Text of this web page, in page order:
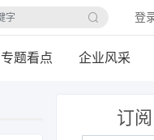
登
专题看点 企业风采
订